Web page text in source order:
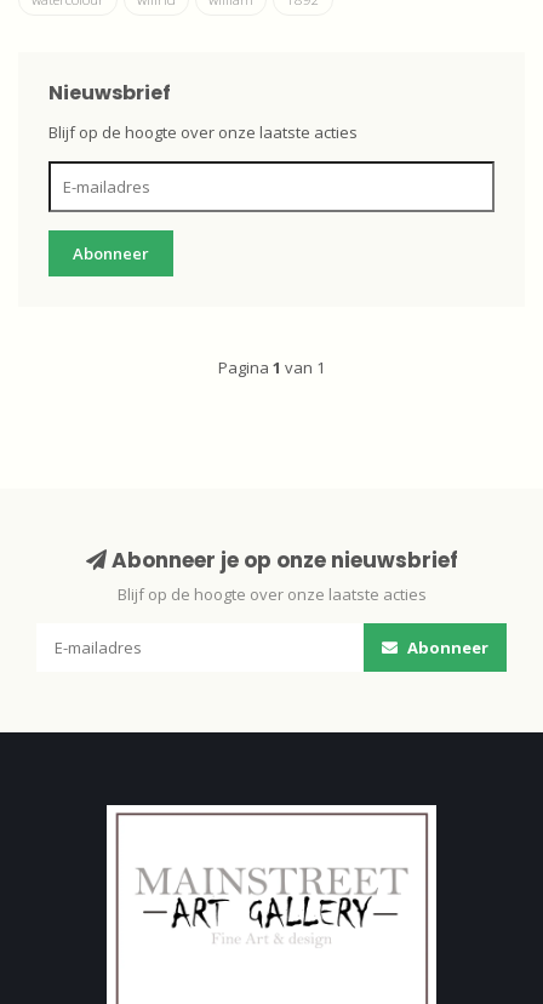
Nieuwsbrief
Blijf op de hoogte over onze laatste acties
Abonneer
Pagina 1 van 1
Abonneer je op onze nieuwsbrief
Blijf op de hoogte over onze laatste acties
Abonneer